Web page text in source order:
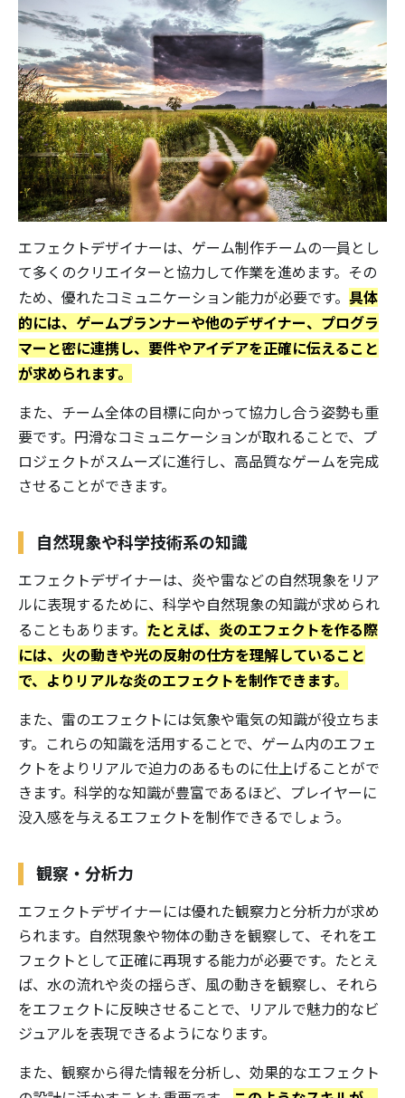
エフェクトデザイナーは、ゲーム制作チームの一員とし
て多くのクリエイターと協力して作業を進めます。その
ため、優れたコミュニケーション能力が必要です。 具体
的には、ゲームプランナーや他のデザイナー、プログラ
マーと密に連携し、要件やアイデアを正確に伝えること
が求められます。
また、チーム全体の目標に向かって協力し合う姿勢も重
要です。円滑なコミュニケーションが取れることで、プ
ロジェクトがスムーズに進行し、高品質なゲームを完成
させることができます。
自然現象や科学技術系の知識
エフェクトデザイナーは、炎や雷などの自然現象をリア
ルに表現するために、科学や自然現象の知識が求められ
ることもあります。 たとえば、炎のエフェクトを作る際
には、火の動きや光の反射の仕方を理解していること
で、よりリアルな炎のエフェクトを制作できます。
また、雷のエフェクトには気象や電気の知識が役立ちま
す。これらの知識を活用することで、ゲーム内のエフェ
クトをよりリアルで迫力のあるものに仕上げることがで
きます。科学的な知識が豊富であるほど、プレイヤーに
没入感を与えるエフェクトを制作できるでしょう。
観察・分析力
エフェクトデザイナーには優れた観察力と分析力が求め
られます。自然現象や物体の動きを観察して、それをエ
フェクトとして正確に再現する能力が必要です。たとえ
ば、水の流れや炎の揺らぎ、風の動きを観察し、それら
をエフェクトに反映させることで、リアルで魅力的なビ
ジュアルを表現できるようになります。
また、観察から得た情報を分析し、効果的なエフェクト